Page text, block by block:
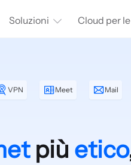
Soluzioni Cloud per
VPN Meet Mail
più etico